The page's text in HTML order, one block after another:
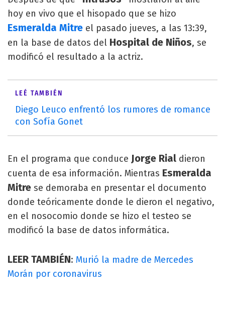
hoy en vivo que el hisopado que se hizo
Esmeralda Mitre el pasado jueves, a las 13:39,
en la base de datos del Hospital de Niños, se
modificó el resultado a la actriz.
LEÉ TAMBIÉN
Diego Leuco enfrentó los rumores de romance
con Sofía Gonet
En el programa que conduce Jorge Rial dieron
cuenta de esa información. Mientras Esmeralda
Mitre se demoraba en presentar el documento
donde teóricamente donde le dieron el negativo,
en el nosocomio donde se hizo el testeo se
modificó la base de datos informática.
LEER TAMBIÉN: Murió la madre de Mercedes
Morán por coronavirus